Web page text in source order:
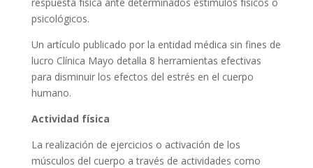
psicológicos.
Un artículo publicado por la entidad médica sin fines de
lucro Clínica Mayo detalla 8 herramientas efectivas
para disminuir los efectos del estrés en el cuerpo
humano.
Actividad física
La realización de ejercicios o activación de los
músculos del cuerpo a través de actividades como